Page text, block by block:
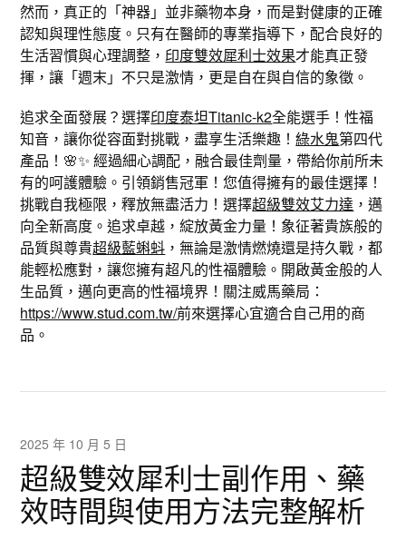
然而，真正的「神器」並非藥物本身，而是對健康的正確
認知與理性態度。只有在醫師的專業指導下，配合良好的
生活習慣與心理調整， 印度雙效犀利士效果才能真正發
揮，讓「週末」不只是激情，更是自在與自信的象徵。
追求全面發展？選擇印度泰坦Titanic-k2全能選手！性福
知音，讓你從容面對挑戰，盡享生活樂趣！綠水鬼第四代
產品！🌸✨ 經過細心調配，融合最佳劑量，帶給你前所未
有的呵護體驗。引領銷售冠軍！您值得擁有的最佳選擇！
挑戰自我極限，釋放無盡活力！選擇超級雙效艾力達 ，邁
向全新高度。追求卓越，綻放黃金力量！象征著貴族般的
品質與尊貴超級藍蝌蚪 ，無論是激情燃燒還是持久戰，都
能輕松應對，讓您擁有超凡的性福體驗。開啟黃金般的人
生品質，邁向更高的性福境界！關注威馬藥局：
https://www.stud.com.tw/前來選擇心宜適合自己用的商
品。
2025 年 10 月 5 日
超級雙效犀利士副作用、藥
效時間與使用方法完整解析